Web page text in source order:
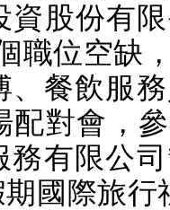
資股份有
職位空缺
、餐飲服
配對會，
務有限公
國際旅